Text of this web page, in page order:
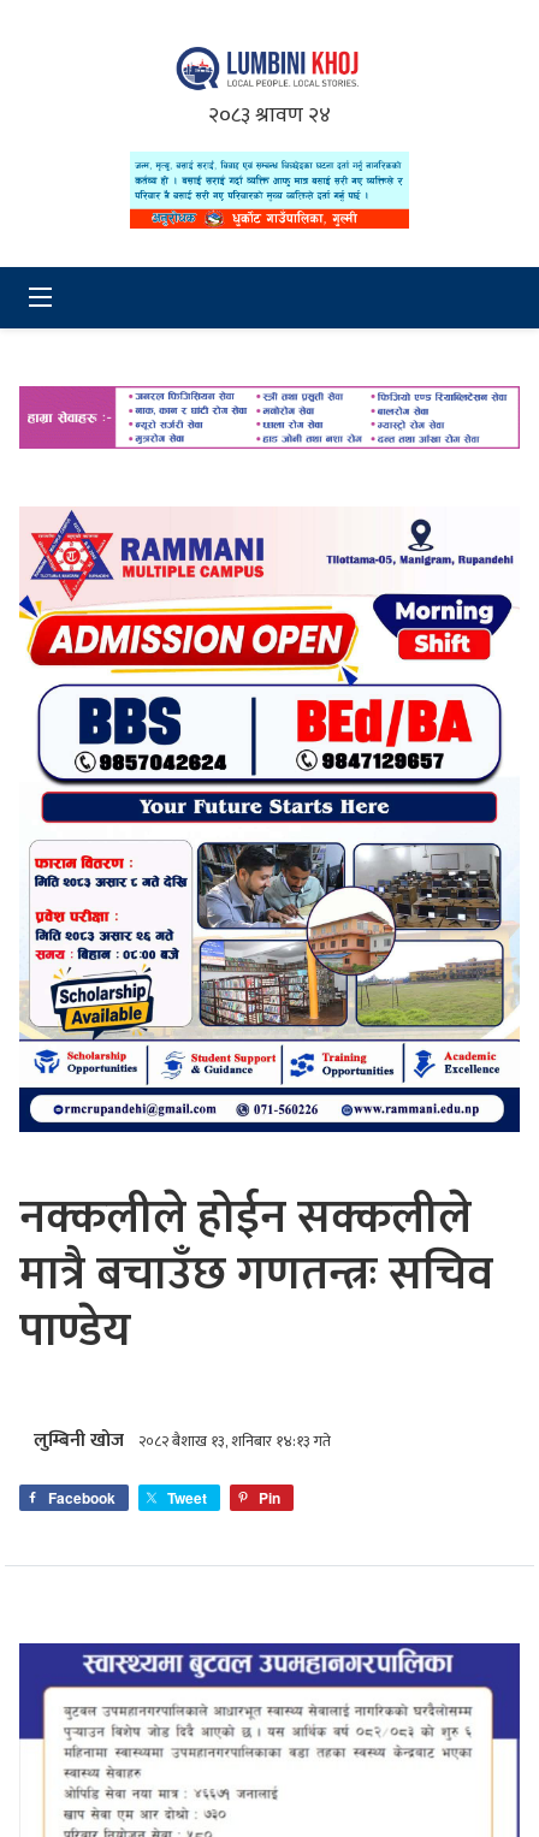
२०८३ श्रावण २४
नक्कलीले होईन सक्कलीले
मात्रै बचाउँछ गणतन्त्रः सचिव
पाण्डेय
लुम्बिनी खोज २०८२ बैशाख १३, शनिबार १४:१३ गते
Facebook Tweet Pin